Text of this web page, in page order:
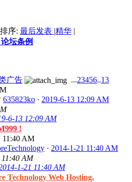
排序: 最后发表 |精华 |
坛条例
广告 ...23456..13
635823ko · 2019-6-13 12:09 AM
6-13 12:09 AM
!
11:40 AM
· 2014-1-21 11:40 AM
AM
1-21 11:40 AM
Technology Web Hosting.